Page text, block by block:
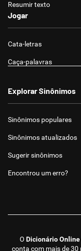
Resumir texto
Jogar
Cata-letras
Caça-palavras
O Dicionário
conta com mais de 30
Explorar Sinônimos
Sinônimos populares
Sinônimos atualizados
Sugerir sinônimos
Encontrou um erro?